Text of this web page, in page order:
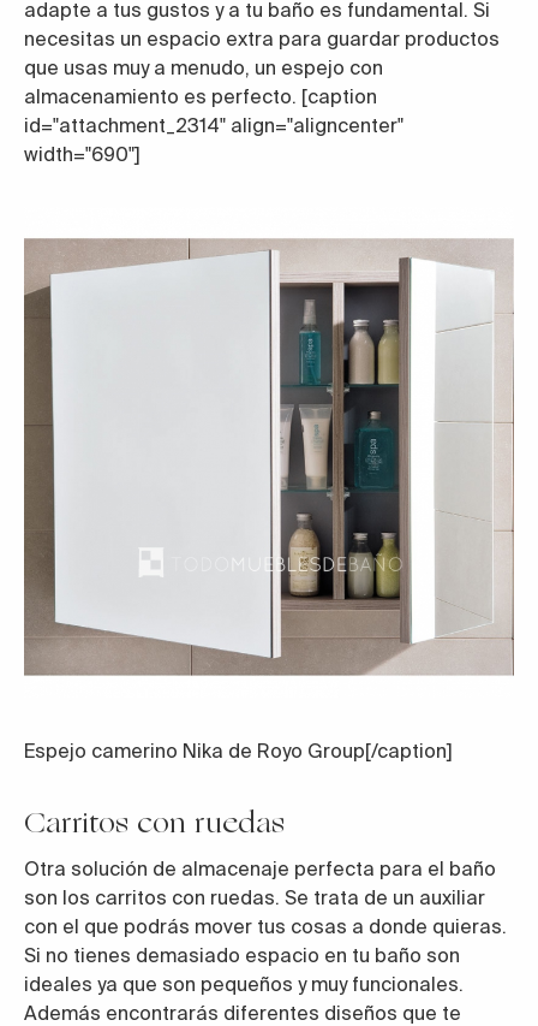
adapte a tus gustos y a tu baño es fundamental. Si
necesitas un espacio extra para guardar productos
que usas muy a menudo, un espejo con
almacenamiento es perfecto. [caption
id="attachment_2314" align="aligncenter"
width="690"]
Espejo camerino Nika de Royo Group[/caption]
Carritos con ruedas
Otra solución de almacenaje perfecta para el baño
son los carritos con ruedas. Se trata de un auxiliar
con el que podrás mover tus cosas a donde quieras.
Si no tienes demasiado espacio en tu baño son
ideales ya que son pequeños y muy funcionales.
Además encontrarás diferentes diseños que te